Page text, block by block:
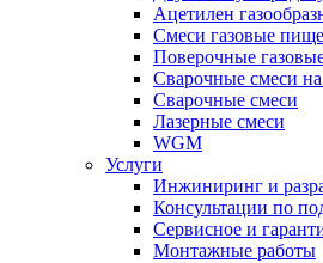
Ацетилен
Смеси газовые
Поверочные
Сварочные смеси на
Сварочные смеси
Лазерные смеси
WGM
Услуги
Инжиниринг и
Консультации по
Сервисное и
Монтажные работы